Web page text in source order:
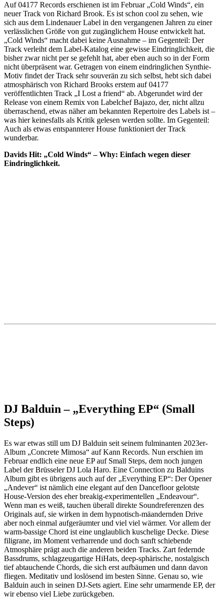
Auf 04177 Records erschienen ist im Februar „Cold Winds“, ein
neuer Track von Richard Brook. Es ist schon cool zu sehen, wie
sich aus dem Lindenauer Label in den vergangenen Jahren zu einer
verlässlichen Größe von gut zugänglichem House entwickelt hat.
„Cold Winds“ macht dabei keine Ausnahme – im Gegenteil: Der
Track verleiht dem Label-Katalog eine gewisse Eindringlichkeit, die
bisher zwar nicht per se gefehlt hat, aber eben auch so in der Form
nicht überpräsent war. Getragen von einem eindringlichen Synthie-
Motiv findet der Track sehr souverän zu sich selbst, hebt sich dabei
atmosphärisch von Richard Brooks erstem auf 04177
veröffentlichten Track „I Lost a friend“ ab. Abgerundet wird der
Release von einem Remix von Labelchef Bajazo, der, nicht allzu
überraschend, etwas näher am bekannten Repertoire des Labels ist –
was hier keinesfalls als Kritik gelesen werden sollte. Im Gegenteil:
Auch als etwas entspannterer House funktioniert der Track
wunderbar.
Davids Hit: „Cold Winds“ – Why: Einfach wegen dieser
Eindringlichkeit.
DJ Balduin – „Everything EP“ (Small
Steps)
Es war etwas still um DJ Balduin seit seinem fulminanten 2023er-
Album „Concrete Mimosa“ auf Kann Records. Nun erschien im
Februar endlich eine neue EP auf Small Steps, dem noch jungen
Label der Brüsseler DJ Lola Haro. Eine Connection zu Balduins
Album gibt es übrigens auch auf der „Everything EP“: Der Opener
„Andever“ ist nämlich eine elegant auf den Dancefloor gelotste
House-Version des eher breakig-experimentellen „Endeavour“.
Wenn man es weiß, tauchen überall direkte Soundreferenzen des
Originals auf, sie wirken in dem hypnotisch-mäandernden Drive
aber noch einmal aufgeräumter und viel viel wärmer. Vor allem der
warm-bassige Chord ist eine unglaublich kuschelige Decke. Diese
filigrane, im Moment verharrende und doch sanft schiebende
Atmosphäre prägt auch die anderen beiden Tracks. Zart federnde
Bassdrums, schlagzeugartige HiHats, deep-sphärische, nostalgisch
tief abtauchende Chords, die sich erst aufbäumen und dann davon
fliegen. Meditativ und loslösend im besten Sinne. Genau so, wie
Balduin auch in seinen DJ-Sets agiert. Eine sehr umarmende EP, der
wir ebenso viel Liebe zurückgeben.